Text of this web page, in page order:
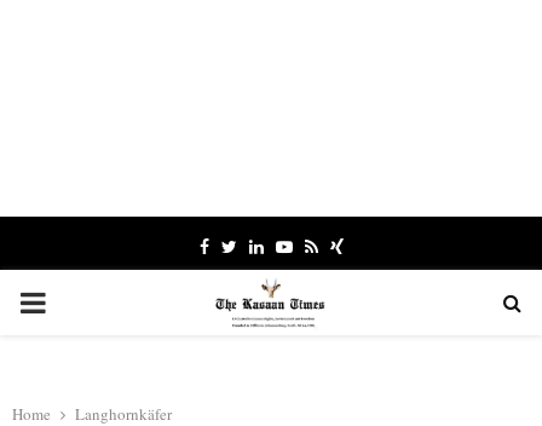
Facebook
TwitterLinkedinYoutube
RssXing
PRIMARY
Home Langhornkäfer